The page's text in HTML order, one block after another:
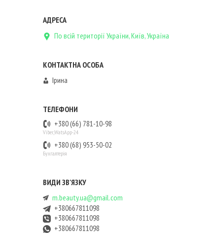
По всій території України, Київ, Україна
Ірина
+380 (66) 781-10-98
Viber,WatsApp-24
+380 (68) 953-50-02
Бухгалтерія
m.beauty.ua@gmail.com
+380667811098
+380667811098
+380667811098